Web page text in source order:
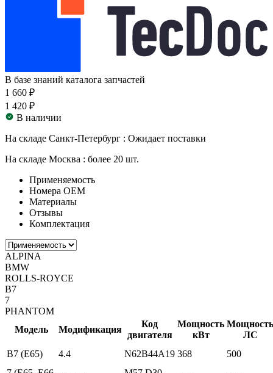
В базе знаний каталога запчастей
1 660 ₽
1 420 ₽
В наличии
На складе Санкт-Петербург : Ожидает поставки
На складе Москва : более 20 шт.
Применяемость
Номера ОЕМ
Материалы
Отзывы
Комплектация
ALPINA
BMW
ROLLS-ROYCE
B7
7
PHANTOM
Модель
Модификация
Код
двигателя
Мощность
кВт
Мощность
ЛС
B7 (E65)
4.4 N62B44A19 368
500